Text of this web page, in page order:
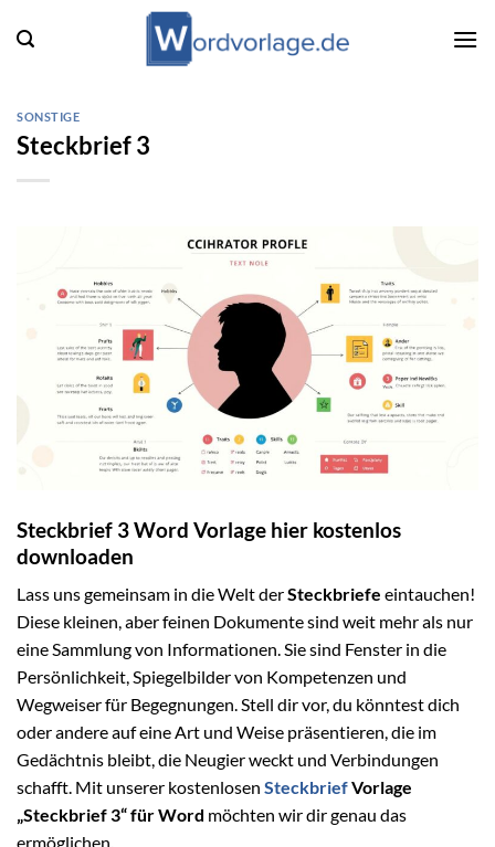
Inhalt
SONSTIGE
Steckbrief 3
Steckbrief 3 Word Vorlage hier kostenlos
downloaden
Lass uns gemeinsam in die Welt derSteckbriefe eintauchen!
Diese kleinen, aber feinen Dokumente sind weit mehr als nur
eine Sammlung von Informationen. Sie sind Fenster in die
Persönlichkeit, Spiegelbilder von Kompetenzen und
Wegweiser für Begegnungen. Stell dir vor, du könntest dich
oder andere auf eine Art und Weise präsentieren, die im
Gedächtnis bleibt, die Neugier weckt und Verbindungen
schafft. Mit unserer kostenlosen SteckbriefVorlage
„Steckbrief 3“ für Word möchten wir dir genau das
ermöglichen.